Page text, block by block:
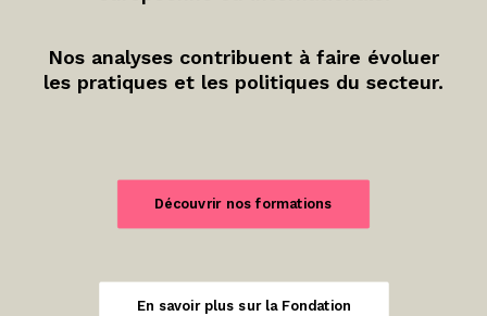
Nos analyses contribuent à faire évoluer
les pratiques et les politiques du secteur.
Découvrir nos formations
En savoir plus sur la Fondation